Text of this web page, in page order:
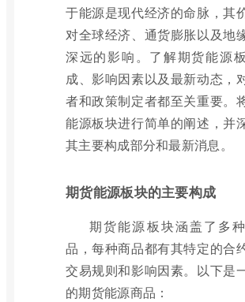
于能源是现代经济的命脉，其
对全球经济、通货膨胀以及地
深远的影响。了解期货能源
成、影响因素以及最新动态，
者和政策制定者都至关重要。
能源板块进行简单的阐述，并
其主要构成部分和最新消息。
期货能源板块的主要构成
期货能源板块涵盖了多
品，每种商品都有其特定的合
交易规则和影响因素。以下是
的期货能源商品：